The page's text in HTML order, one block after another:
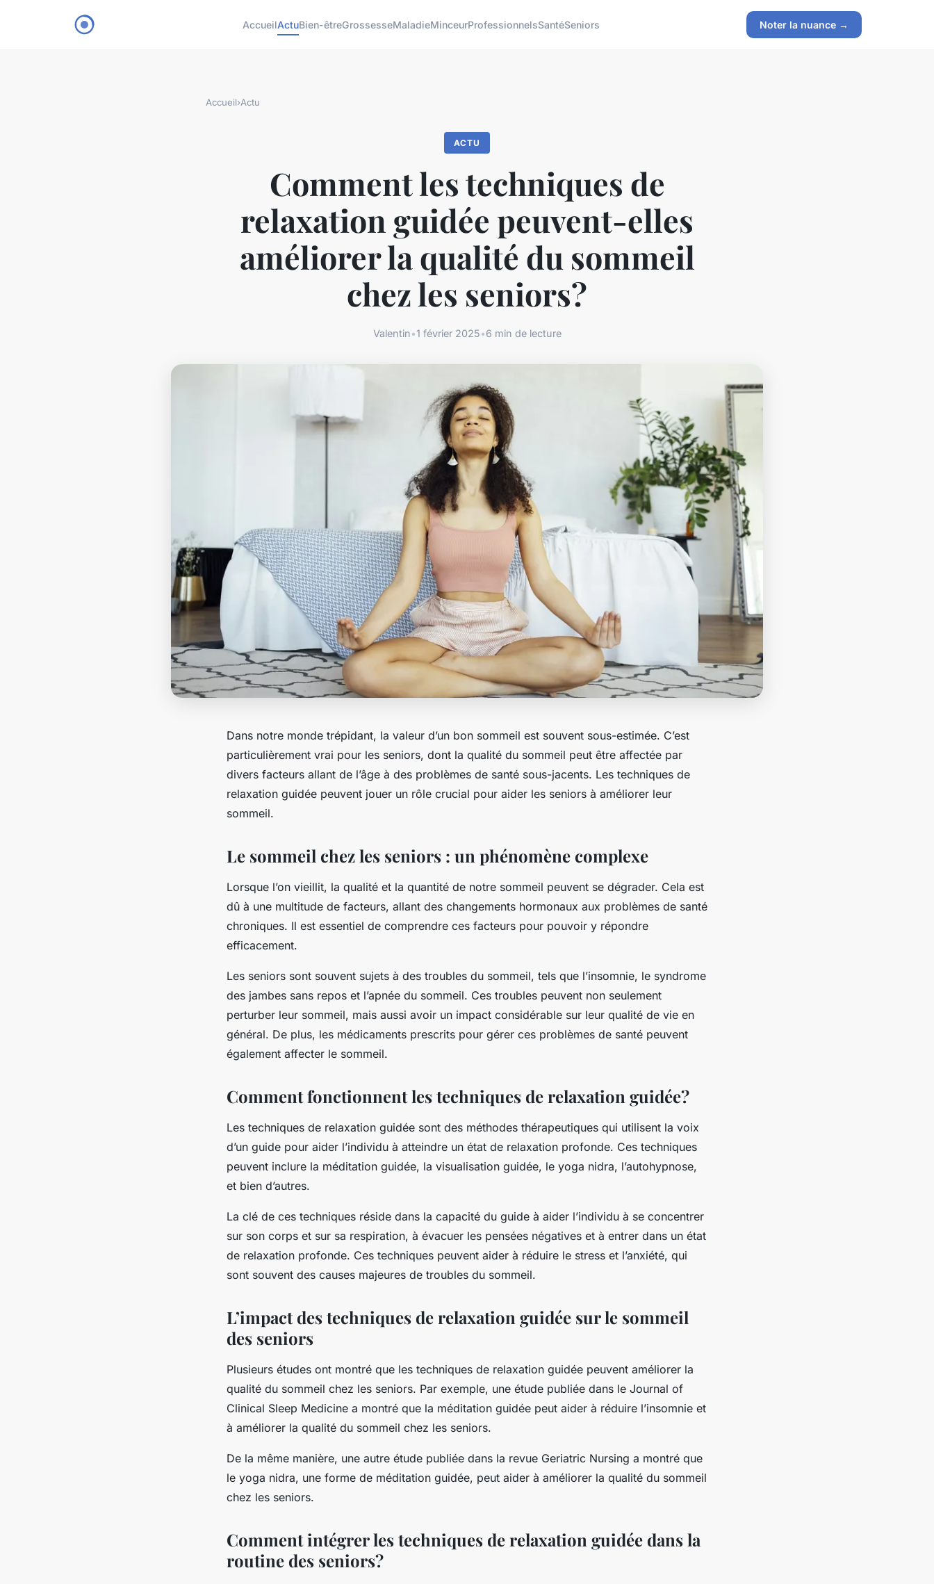
AccueilActuBien-êtreGrossesseMaladieMinceurProfessionnelsSantéSeniors Noter la nuance →
Accueil›Actu
ACTU
Comment les techniques de
relaxation guidée peuvent-elles
améliorer la qualité du sommeil
chez les seniors?
Valentin•1 février 2025•6 min de lecture
Dans notre monde trépidant, la valeur d’un bon sommeil est souvent sous-estimée. C’est
particulièrement vrai pour les seniors, dont la qualité du sommeil peut être affectée par
divers facteurs allant de l’âge à des problèmes de santé sous-jacents. Les techniques de
relaxation guidée peuvent jouer un rôle crucial pour aider les seniors à améliorer leur
sommeil.
Le sommeil chez les seniors : un phénomène complexe
Lorsque l’on vieillit, la qualité et la quantité de notre sommeil peuvent se dégrader. Cela est
dû à une multitude de facteurs, allant des changements hormonaux aux problèmes de santé
chroniques. Il est essentiel de comprendre ces facteurs pour pouvoir y répondre
efficacement.
Les seniors sont souvent sujets à des troubles du sommeil, tels que l’insomnie, le syndrome
des jambes sans repos et l’apnée du sommeil. Ces troubles peuvent non seulement
perturber leur sommeil, mais aussi avoir un impact considérable sur leur qualité de vie en
général. De plus, les médicaments prescrits pour gérer ces problèmes de santé peuvent
également affecter le sommeil.
Comment fonctionnent les techniques de relaxation guidée?
Les techniques de relaxation guidée sont des méthodes thérapeutiques qui utilisent la voix
d’un guide pour aider l’individu à atteindre un état de relaxation profonde. Ces techniques
peuvent inclure la méditation guidée, la visualisation guidée, le yoga nidra, l’autohypnose,
et bien d’autres.
La clé de ces techniques réside dans la capacité du guide à aider l’individu à se concentrer
sur son corps et sur sa respiration, à évacuer les pensées négatives et à entrer dans un état
de relaxation profonde. Ces techniques peuvent aider à réduire le stress et l’anxiété, qui
sont souvent des causes majeures de troubles du sommeil.
L’impact des techniques de relaxation guidée sur le sommeil
des seniors
Plusieurs études ont montré que les techniques de relaxation guidée peuvent améliorer la
qualité du sommeil chez les seniors. Par exemple, une étude publiée dans le Journal of
Clinical Sleep Medicine a montré que la méditation guidée peut aider à réduire l’insomnie et
à améliorer la qualité du sommeil chez les seniors.
De la même manière, une autre étude publiée dans la revue Geriatric Nursing a montré que
le yoga nidra, une forme de méditation guidée, peut aider à améliorer la qualité du sommeil
chez les seniors.
Comment intégrer les techniques de relaxation guidée dans la
routine des seniors?